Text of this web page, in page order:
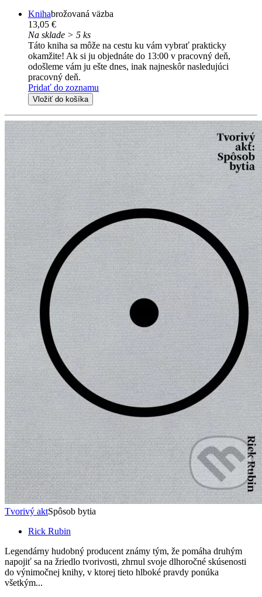
Knihabrožovaná väzba
13,05 €
Na sklade > 5 ks
Táto kniha sa môže na cestu ku vám vybrať prakticky
okamžite! Ak si ju objednáte do 13:00 v pracovný deň,
odošleme vám ju ešte dnes, inak najneskôr nasledujúci
pracovný deň.
Pridať do zoznamu
Vložiť do košíka
Tvorivý aktSpôsob bytia
Rick Rubin
Legendárny hudobný producent známy tým, že pomáha druhým
napojiť sa na žriedlo tvorivosti, zhrnul svoje dlhoročné skúsenosti
do výnimočnej knihy, v ktorej tieto hlboké pravdy ponúka
všetkým...